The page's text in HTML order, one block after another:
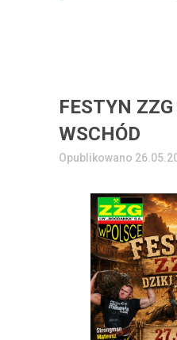
FESTYN
WSCHÓD
Opublikowano